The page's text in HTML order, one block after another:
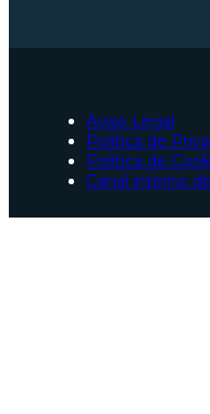
スペイン憲法
欧州連合ポータル
サラゴサ弁護士会
パルマでのスペ
パルマの交通事
パルマの緊急刑
Aviso Legal
Política de
Política de
Canal interno